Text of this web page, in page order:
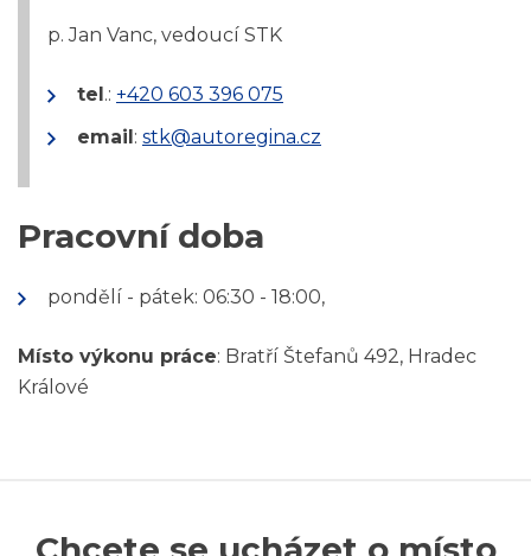
p. Jan Vanc, vedoucí STK
tel.: +420 603 396 075
email: stk@autoregina.cz
Pracovní doba
pondělí - pátek: 06:30 - 18:00,
Místo výkonu práce: Bratří Štefanů 492, Hradec
Králové